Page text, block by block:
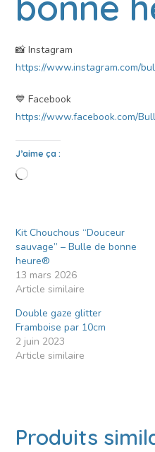
📸 Instagram
https://www.instagram.com/
💙 Facebook
https://www.facebook.com/
J’aime ça :
Kit Chouchous “Douceur
sauvage” – Bulle de bonne
heure®
13 mars 2026
Article similaire
Double gaze glitter
Framboise par 10cm
2 juin 2023
Article similaire
Produits